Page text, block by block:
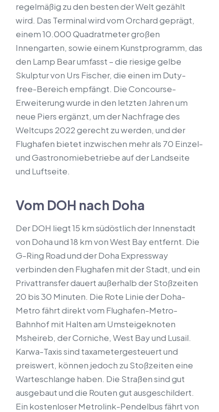
regelmäßig zu den besten der Welt gezählt
wird. Das Terminal wird vom Orchard geprägt,
einem 10.000 Quadratmeter großen
Innengarten, sowie einem Kunstprogramm, das
den Lamp Bear umfasst – die riesige gelbe
Skulptur von Urs Fischer, die einen im Duty-
free-Bereich empfängt. Die Concourse-
Erweiterung wurde in den letzten Jahren um
neue Piers ergänzt, um der Nachfrage des
Weltcups 2022 gerecht zu werden, und der
Flughafen bietet inzwischen mehr als 70 Einzel-
und Gastronomiebetriebe auf der Landseite
und Luftseite.
Vom DOH nach Doha
Der DOH liegt 15 km südöstlich der Innenstadt
von Doha und 18 km von West Bay entfernt. Die
G-Ring Road und der Doha Expressway
verbinden den Flughafen mit der Stadt, und ein
Privattransfer dauert außerhalb der Stoßzeiten
20 bis 30 Minuten. Die Rote Linie der Doha-
Metro fährt direkt vom Flughafen-Metro-
Bahnhof mit Halten am Umsteigeknoten
Msheireb, der Corniche, West Bay und Lusail.
Karwa-Taxis sind taxametergesteuert und
preiswert, können jedoch zu Stoßzeiten eine
Warteschlange haben. Die Straßen sind gut
ausgebaut und die Routen gut ausgeschildert.
Ein kostenloser Metrolink-Pendelbus fährt von